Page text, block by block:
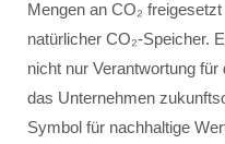
Mengen an CO₂
natürlicher CO₂-Speicher.
nicht nur Verantwortung
das Unternehmen
Symbol für nachhaltige